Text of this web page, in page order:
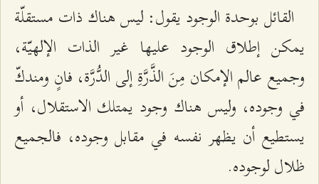
القائل بوحدة الوجود يقول: ليس هناك ذات مستقلّة
يمكن إطلاق الوجود عليها غير الذات الإلهيّة،
وجميع عالم الإمكان مِنَ الذَّرَّةِ إلى الدُّرَّة، فانٍ ومندكّ
في وجوده، وليس هناك وجود يمتلك الاستقلال، أو
يستطيع أن يظهر نفسه في مقابل وجوده، فالجميع
ظلال لوجوده.